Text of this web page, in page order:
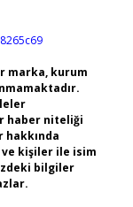
marka, kurum
haber niteliği
hakkında
ve kişiler ile isim
bilgiler